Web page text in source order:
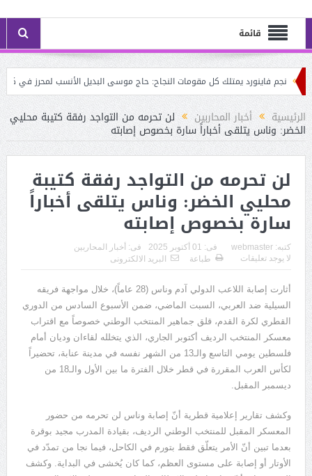
قائمة
نجم فاينورد يمتلك كل مقومات النجاح: حاج موسى البديل الأنسب لمحرز في كتيبة
الرئيسية أخبار المحاربين لن تحرمه من التواجد رفقة كتيبة محليي
الخضر: وناس يتلقى أخباراً سارة بخصوص إصابته
لن تحرمه من التواجد رفقة كتيبة
محليي الخضر: وناس يتلقى أخباراً
سارة بخصوص إصابته
كتبه: webmaster فى: 01 أكتوبر 2025 فى: أخبار المحاربين
لا يوجد تعليقات
طباعة البريد الالكترونى
أثارت إصابة اللاعب الدولي آدم وناس (28 عاماً)، خلال مواجهة فريقه
السيلية ضد العربي، السبت الماضي، ضمن الأسبوع السادس من الدوري
القطري لكرة القدم، قلق جماهير المنتخب الوطني خصوصاً مع اقتراب
معسكر المنتخب الرديف أكتوبر الجاري، الذي يتخلله لقاءان وديان أمام
فلسطين يومي التاسع والـ 13 من الشهر نفسه في مدينة عنابة، تحضيراً
لكأس العرب المقررة في قطر خلال الفترة ما بين الأول والـ 18 من
ديسمبر المقبل
وكشف تقارير إعلامية قطرية أنّ إصابة وناس لن تحرمه من حضور
المعسكر المقبل للمنتخب الوطني الرديف، بقيادة المدرب مجيد بوقرة
بعدما تبين أنّ الأمر يتعلّق فقط بتورم في الكاحل، فيما نجا من تمدّد في
الأوتار
أو إصابة على مستوى العظم، كما كان يُخشى في البداية وكشف